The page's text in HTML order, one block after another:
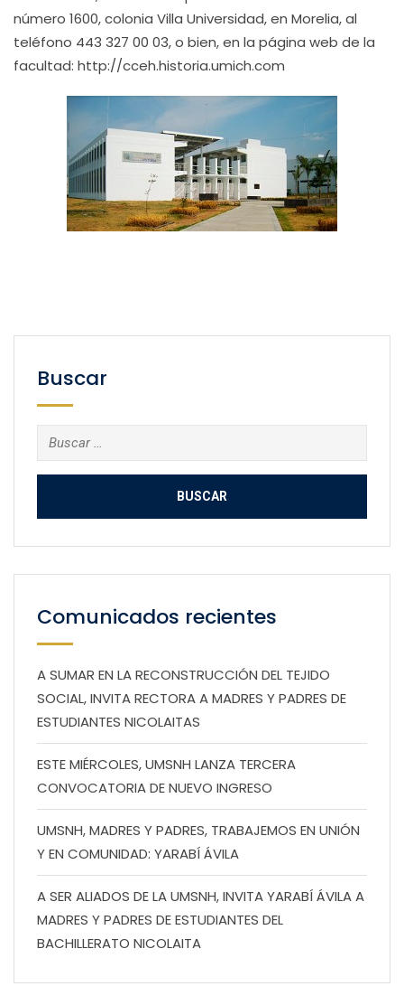
número 1600, colonia Villa Universidad, en Morelia, al
teléfono 443 327 00 03, o bien, en la página web de la
facultad: http://cceh.historia.umich.com
Buscar
Buscar:
Comunicados recientes
A SUMAR EN LA RECONSTRUCCIÓN DEL TEJIDO
SOCIAL, INVITA RECTORA A MADRES Y PADRES DE
ESTUDIANTES NICOLAITAS
ESTE MIÉRCOLES, UMSNH LANZA TERCERA
CONVOCATORIA DE NUEVO INGRESO
UMSNH, MADRES Y PADRES, TRABAJEMOS EN UNIÓN
Y EN COMUNIDAD: YARABÍ ÁVILA
A SER ALIADOS DE LA UMSNH, INVITA YARABÍ ÁVILA A
MADRES Y PADRES DE ESTUDIANTES DEL
BACHILLERATO NICOLAITA